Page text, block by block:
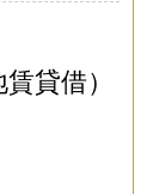
貸借）